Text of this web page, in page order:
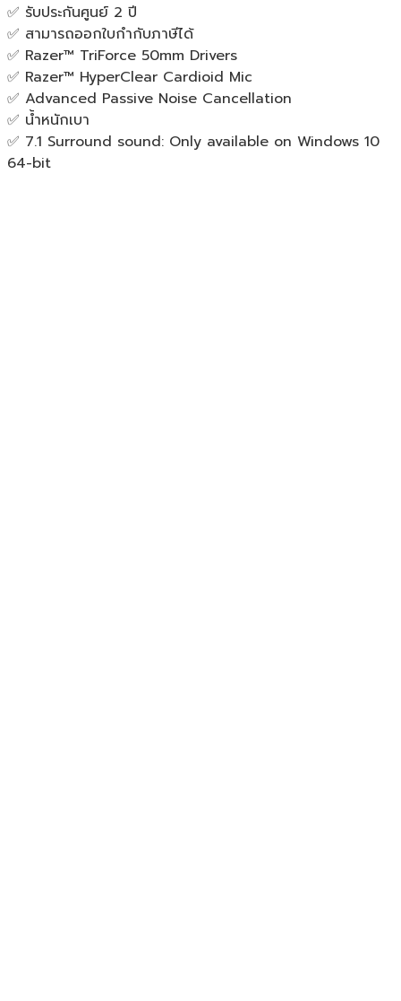
✅ รับประกันศูนย์ 2 ปี
✅ สามารถออกใบกำกับภาษีได้
✅ Razer™ TriForce 50mm Drivers
✅ Razer™ HyperClear Cardioid Mic
✅ Advanced Passive Noise Cancellation
✅ น้ำหนักเบา
✅ 7.1 Surround sound: Only available on Windows 10
64-bit